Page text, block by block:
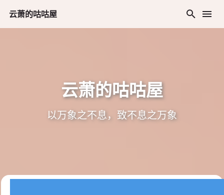
云萧的咕咕屋
云萧的咕咕屋
以万象之不息，致不息之万象